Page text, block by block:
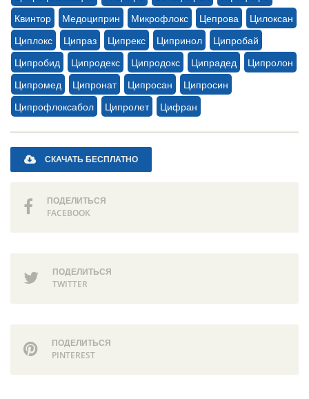
Квинтор
Медоциприн Микрофлокс Цепрова
Цилоксан
Циплокс
Ципраз Ципрекс Ципринол
Ципробай
Ципробид
Ципродекс Ципродокс Ципрадед
Ципролон
Ципромед
Ципронат Ципросан
Ципросин
Ципрофлоксабол
Ципролет Цифран
СКАЧАТЬ БЕСПЛАТНО
ПОДЕЛИТЬСЯ
FACEBOOK
ПОДЕЛИТЬСЯ
TWITTER
ПОДЕЛИТЬСЯ
PINTEREST